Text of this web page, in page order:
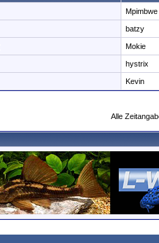
Mpimbwe
batzy
Mokie
hystrix
Kevin
Alle